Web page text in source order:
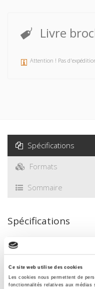
Ce site web utilise des cookies
Les cookies nous permettent de
fonctionnalités relatives aux médias
Livre
Attention ! Pas
Spécifications
Formats
Sommaire
Spécifications
Éditeur
Presses de Sciences Po
Auteur